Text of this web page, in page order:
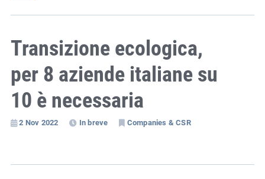
Transizione ecologica,
per 8 aziende italiane su
10 è necessaria
2 Nov 2022 In breve Companies & CSR